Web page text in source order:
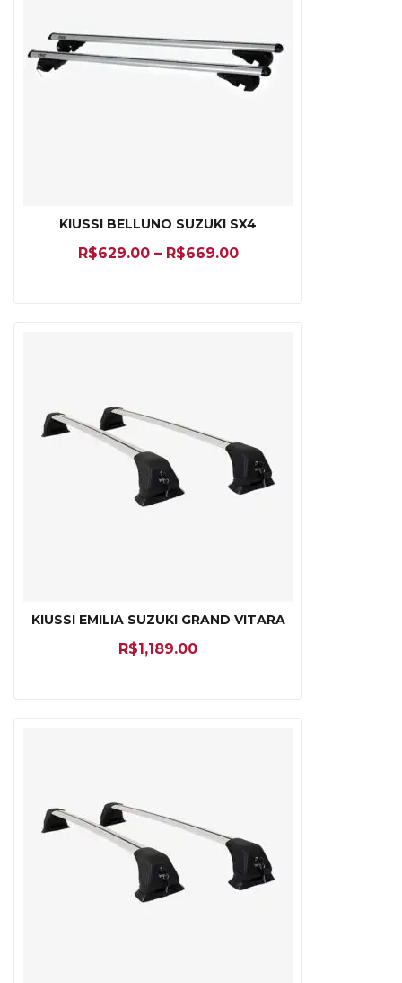
KIUSSI BELLUNO SUZUKI SX4
R$629.00 – R$669.00
KIUSSI EMILIA SUZUKI GRAND VITARA
R$1,189.00